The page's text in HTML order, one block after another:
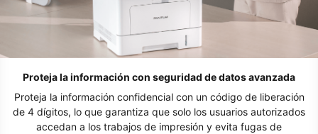
Proteja la información con seguridad de datos avanzada
Proteja la información confidencial con un código de liberación
de 4 dígitos, lo que garantiza que solo los usuarios autorizados
accedan a los trabajos de impresión y evita fugas de